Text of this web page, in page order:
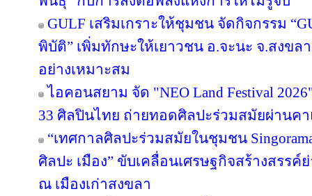
GULF เสริมเกราะให้ชุมชน จัดกิจกรรม
พิบัติ” เพิ่มทักษะให้เยาวชน อ.จะนะ จ.สงข
อย่างเหมาะสม
ไอคอนสยาม จัด "NEO Land Festival
33 ศิลปินไทย ถ่ายทอดศิลปะร่วมสมัยผ่านคา
“เทศกาลศิลปะร่วมสมัยในชุมชน
ศิลปะ เมือง” ขับเคลื่อนเศรษฐกิจสร้างสรรค์
ณ เมืองเก่าสงขลา